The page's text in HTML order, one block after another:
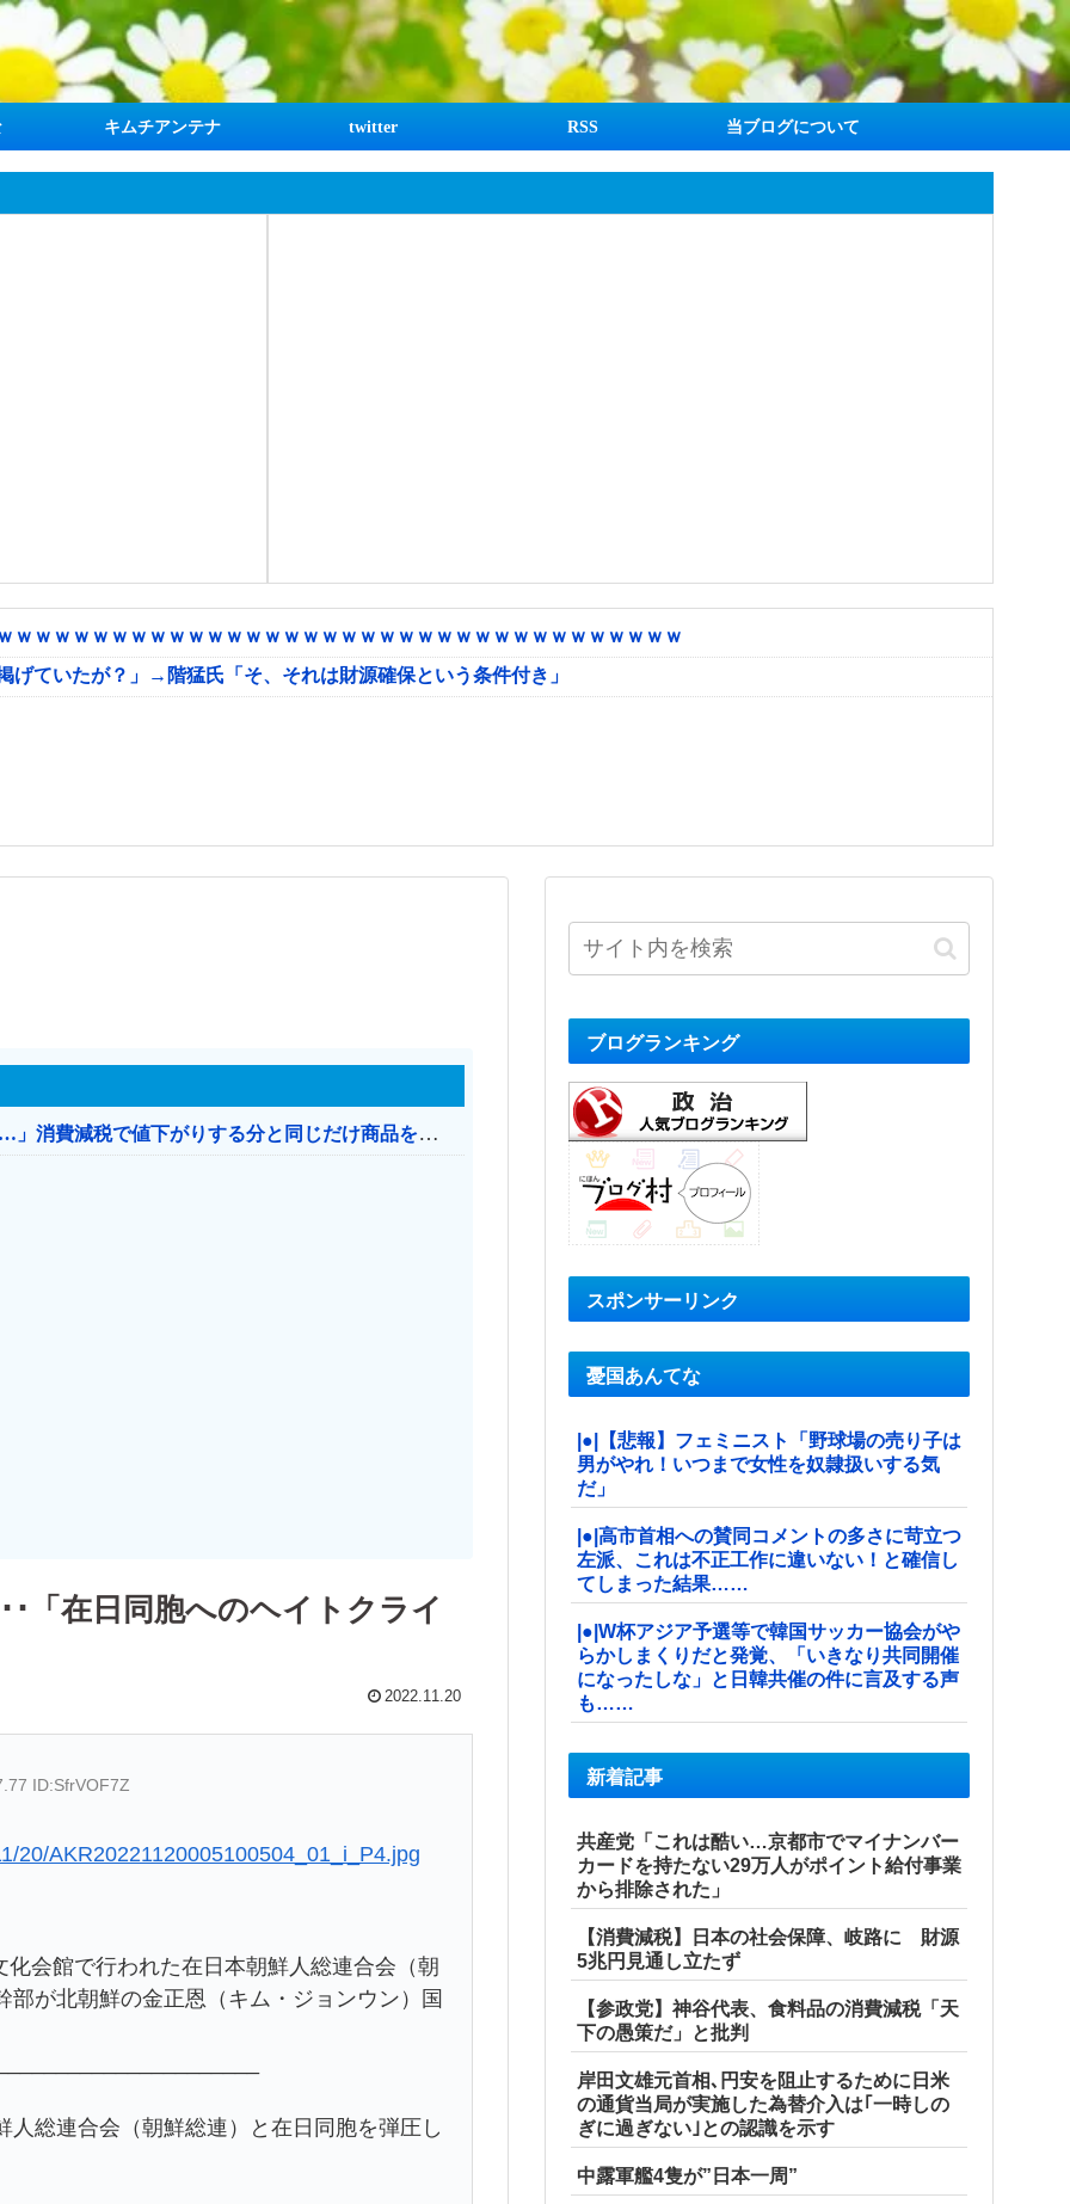
キムチアンテナ twitter RSS 当ブログについて
ｗｗｗｗｗｗｗｗｗｗｗｗｗｗｗｗｗｗｗｗｗｗｗｗｗｗｗｗｗｗｗｗｗｗ
ていたが？」→階猛氏「そ、それは財源確保という条件付き」
【消費税率1％】 「下げるのが筋なんですけど…」消費減税で値下がりする分と同じだけ商品を値上げして店頭価格を変えない店も
「在日同胞へのヘイトクライ
2022.11.20
ID:SfrVOF7Z
20/AKR20221120005100504_01_i_P4.jpg
会館で行われた在日本朝鮮人総連合会（朝
が北朝鮮の金正恩（キム・ジョンウン）国
総連合会（朝鮮総連）と在日同胞を弾圧し
ブログランキング
スポンサーリンク
憂国あんてな
|●|【悲報】フェミニスト「野球場の売り子は
男がやれ！いつまで女性を奴隷扱いする気
だ」
|●|高市首相への賛同コメントの多さに苛立つ
左派、これは不正工作に違いない！と確信し
てしまった結果……
|●|W杯アジア予選等で韓国サッカー協会がや
らかしまくりだと発覚、「いきなり共同開催
になったしな」と日韓共催の件に言及する声
も……
新着記事
共産党「これは酷い…京都市でマイナンバー
カードを持たない29万人がポイント給付事業
から排除された」
【消費減税】日本の社会保障、岐路に 財源
5兆円見通し立たず
【参政党】神谷代表、食料品の消費減税「天
下の愚策だ」と批判
岸田文雄元首相､円安を阻止するために日米
の通貨当局が実施した為替介入は｢一時しの
ぎに過ぎない｣との認識を示す
中露軍艦4隻が”日本一周”